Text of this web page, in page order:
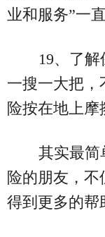
业和服务”一
19、了
一搜一大把，
险按在地上摩
其实最简
险的朋友，
得到更多的帮